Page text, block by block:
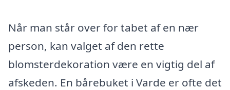
Når man står over for tabet af en nær
person, kan valget af den rette
blomsterdekoration være en vigtig del af
afskeden. En bårebuket i Varde er ofte det